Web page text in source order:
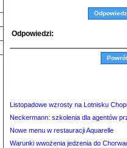
Odpowiedz
Odpowiedzi:
Listopadowe wzrosty na Lotnisku
Neckermann: szkolenia dla agentów
Nowe menu w restauracji Aquarelle
Warunki wwożenia jedzenia do